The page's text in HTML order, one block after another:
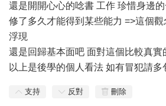
還是開開心心的唸書 工作 珍惜身邊
修了多久才能得到某些能力 =>這個
浮現
還是回歸基本面吧 面對這個比較真實
以上是後學的個人看法 如有冒犯請多
支持 反對 刪除